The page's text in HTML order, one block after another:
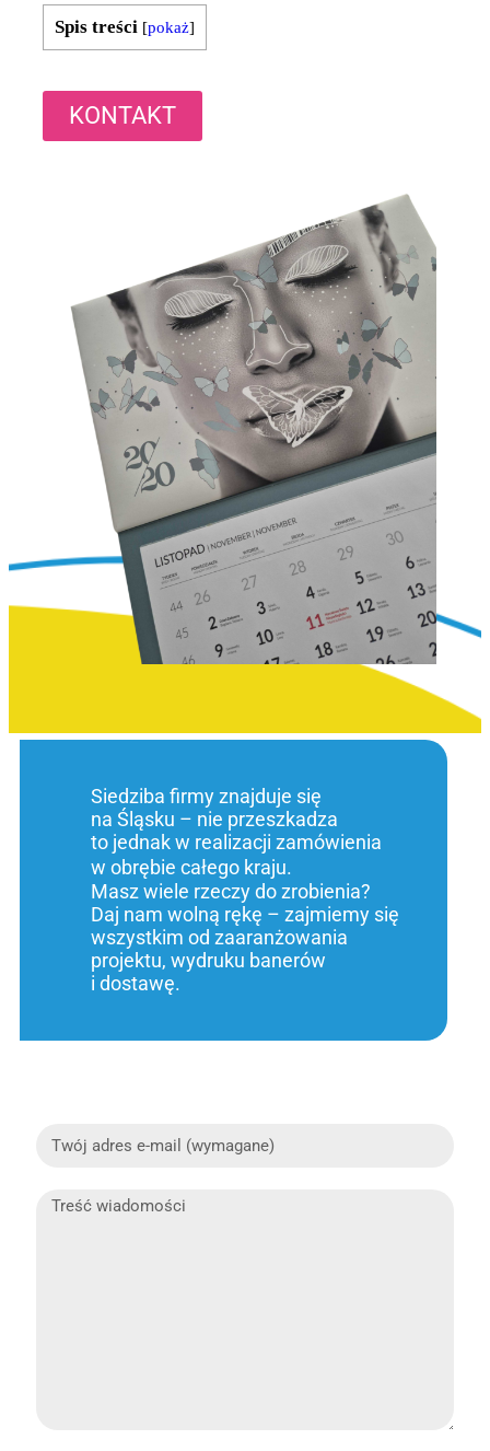
Spis treści [pokaż]
KONTAKT
Siedziba firmy znajduje się
na Śląsku – nie przeszkadza
to jednak w realizacji zamówienia
w obrębie całego kraju.
Masz wiele rzeczy do zrobienia?
Daj nam wolną rękę – zajmiemy się
wszystkim od zaaranżowania
projektu, wydruku banerów
i dostawę.